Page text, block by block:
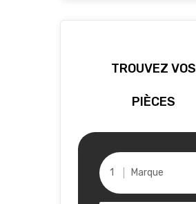
TROUVEZ VOS
PIÈCES
Marque